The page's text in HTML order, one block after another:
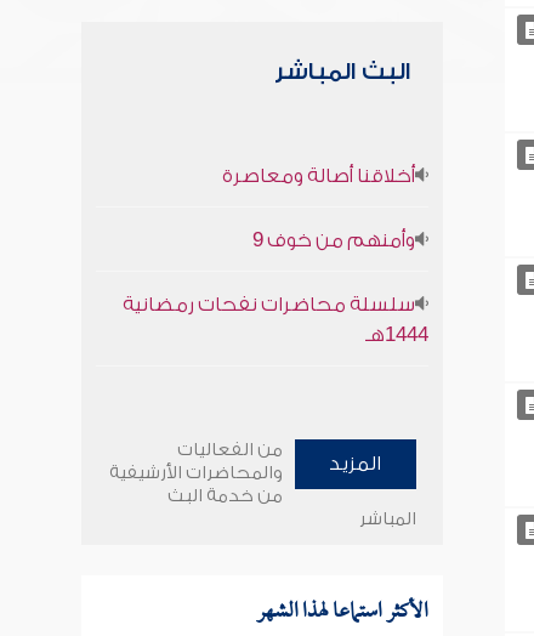
البث المباشر
أخلاقنا أصالة ومعاصرة
وأمنهم من خوف 9
سلسلة محاضرات نفحات رمضانية
1444هـ
المزيد
من الفعاليات
والمحاضرات الأرشيفية
من خدمة البث
المباشر
الأكثر استماعا لهذا الشهر